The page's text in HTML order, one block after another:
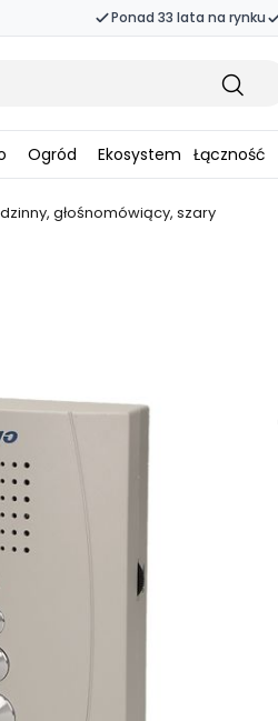
Ponad 33 lata na rynku
Ogród Ekosystem Łączność
głośnomówiący, szary